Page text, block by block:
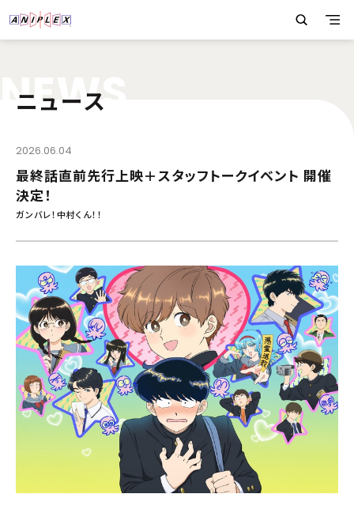
NEWS
ニュース
2026.06.04
最終話直前先行上映＋スタッフトークイベント 開催
決定！
ガンバレ！中村くん！！